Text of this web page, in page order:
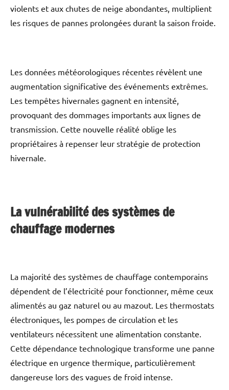
violents et aux chutes de neige abondantes, multiplient
les risques de pannes prolongées durant la saison froide.
Les données météorologiques récentes révèlent une
augmentation significative des événements extrêmes.
Les tempêtes hivernales gagnent en intensité,
provoquant des dommages importants aux lignes de
transmission. Cette nouvelle réalité oblige les
propriétaires à repenser leur stratégie de protection
hivernale.
La vulnérabilité des systèmes de
chauffage modernes
La majorité des systèmes de chauffage contemporains
dépendent de l’électricité pour fonctionner, même ceux
alimentés au gaz naturel ou au mazout. Les thermostats
électroniques, les pompes de circulation et les
ventilateurs nécessitent une alimentation constante.
Cette dépendance technologique transforme une panne
électrique en urgence thermique, particulièrement
dangereuse lors des vagues de froid intense.